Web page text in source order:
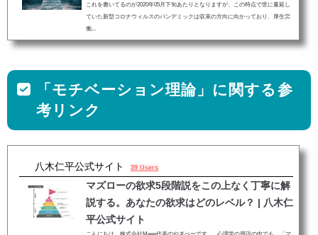
これを書いてるのが2020年05月下旬あたりとなりますが、この時点で世に蔓延し
ていた新型コロナウィルスのパンデミックは収束の方向に向かっており、厚生労
働...
「モチベーション理論」に関する参
考リンク
八木仁平公式サイト 39 Users
マズローの欲求5段階説をこの上なく丁寧に解
説する。あなたの欲求はどのレベル？ | 八木仁
平公式サイト
こんにちは、株式会社Meee代表のやぎぺーです。 心理学の用語の中でも、「マ